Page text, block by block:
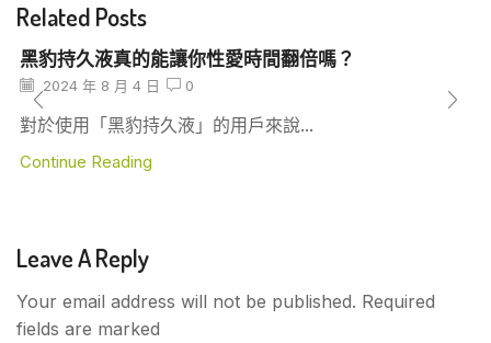
Related Posts
黑豹持久液真的能讓你性愛時間翻倍嗎？
2024 年 8 月 4 日 0
對於使用「黑豹持久液」的用戶來說...
Continue Reading
Leave A Reply
Your email address will not be published. Required
fields are marked